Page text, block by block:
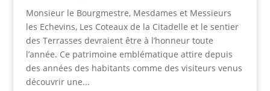
Monsieur le Bourgmestre, Mesdames et Messieurs
les Echevins, Les Coteaux de la Citadelle et le sentier
des Terrasses devraient être à l’honneur toute
l’année. Ce patrimoine emblématique attire depuis
des années des habitants comme des visiteurs venus
découvrir une...